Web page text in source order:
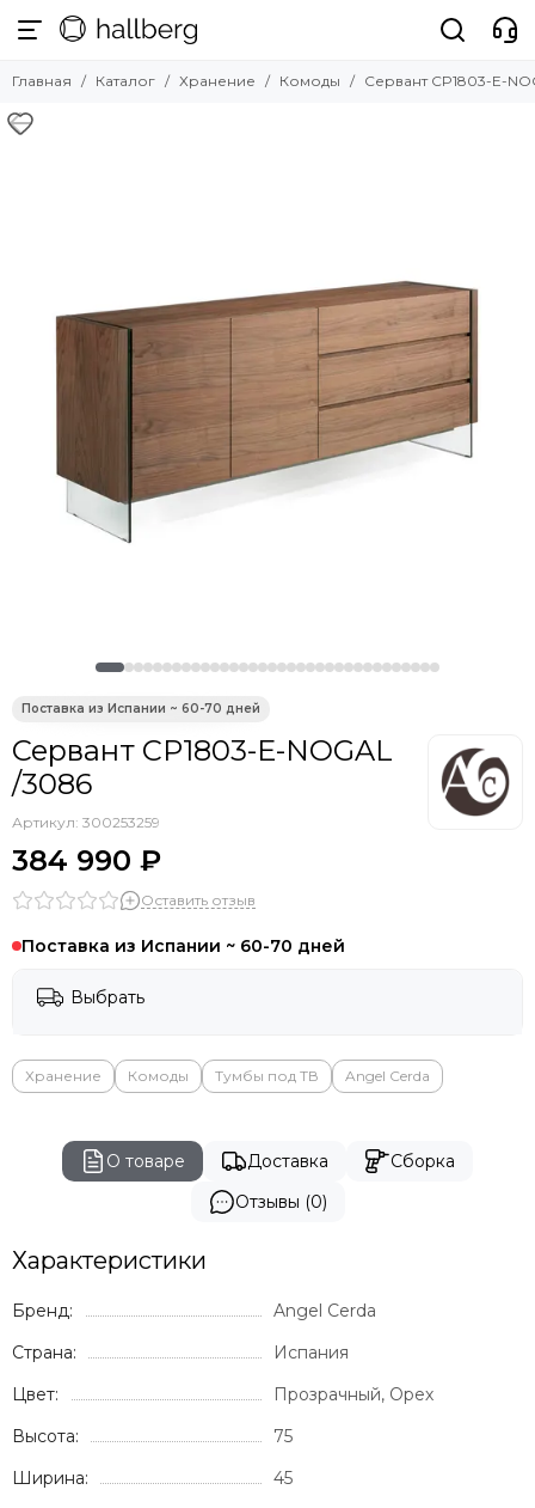
Хранение
Вешалки
Главная Каталог Хранение Комоды Сервант CP1803-E-
Сервант CP1803-E-NOGAL
/3086
Артикул: 300253259
384 990 ₽
Оставить отзыв
Поставка из Испании ~ 60-70 дней
Выбрать
Хранение Комоды Тумбы под ТВ Angel Cerda
О товаре Доставка
Сборка
Отзывы (0)
Характеристики
Бренд:
Angel Cerda
Страна:
Испания
Цвет:
Прозрачный, Орех
Высота:
75
Ширина:
45